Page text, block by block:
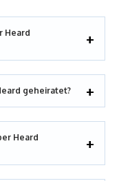
Heard
geheiratet?
Heard